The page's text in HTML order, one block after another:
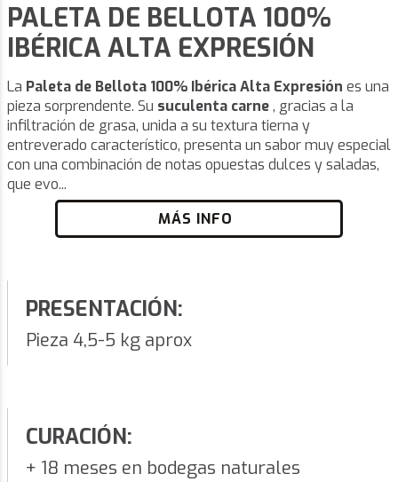
PALETA DE BELLOTA 100%
IBÉRICA ALTA EXPRESIÓN
La Paleta de Bellota 100% Ibérica Alta Expresión es una
pieza sorprendente. Su suculenta carne, gracias a la
infiltración de grasa, unida a su textura tierna y
entreverado característico, presenta un sabor muy especial
con una combinación de notas opuestas dulces y saladas,
que evo...
MÁS INFO
PRESENTACIÓN:
Pieza 4,5-5 kg aprox
CURACIÓN:
+ 18 meses en bodegas naturales